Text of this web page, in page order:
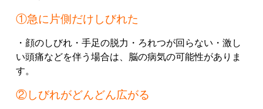
①急に片側だけしびれた
・顔のしびれ ・手足の脱力 ・ろれつが回らない ・激し
い頭痛などを伴う場合は、脳の病気の可能性がありま
す。
②しびれがどんどん広がる